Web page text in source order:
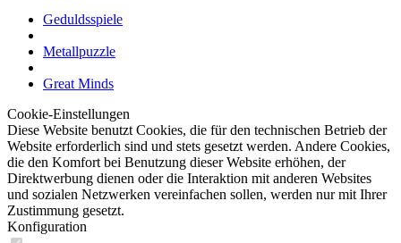
Geduldsspiele
Metallpuzzle
Great Minds
Cookie-Einstellungen
Diese Website benutzt Cookies, die für den technischen Betrieb der
Website erforderlich sind und stets gesetzt werden. Andere Cookies,
die den Komfort bei Benutzung dieser Website erhöhen, der
Direktwerbung dienen oder die Interaktion mit anderen Websites
und sozialen Netzwerken vereinfachen sollen, werden nur mit Ihrer
Zustimmung gesetzt.
Konfiguration